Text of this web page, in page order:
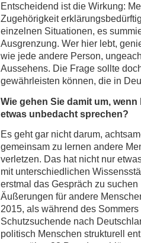
Entscheidend ist die Wirkung:
Zugehörigkeit
einzelnen Situationen, es
Ausgrenzung. Wer hier lebt,
wie jede andere Person,
Aussehens. Die Frage sollte
gewährleisten können, die in
Wie gehen Sie damit um,
etwas unbedacht sprechen?
Es geht gar nicht darum,
gemeinsam zu lernen andere
verletzen. Das hat nicht nur
mit unterschiedlichen
erstmal das Gespräch zu
Äußerungen für andere
2015, als während des
Schutzsuchende nach
politisch Menschen strukturell